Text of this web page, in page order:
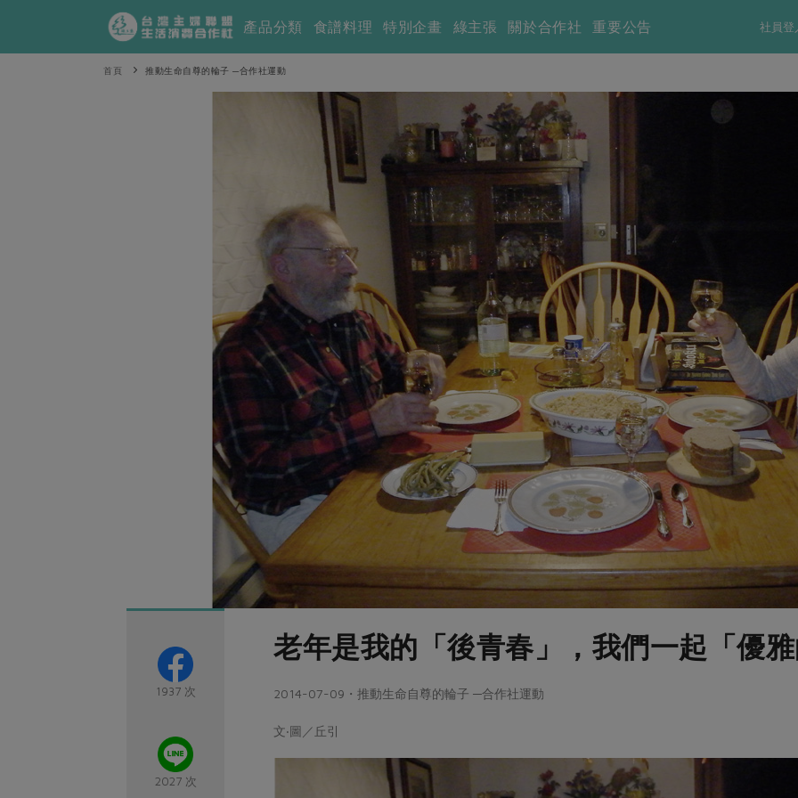
社員登
產品分類 食譜料理 特別企畫 綠主張 關於合作社 重要公告
首頁 推動生命自尊的輪子 ─合作社運動
1937 次
2027 次
老年是我的「後青春」，我們一起「優
2014-07-09・推動生命自尊的輪子 ─合作社運動
文‧圖／丘引